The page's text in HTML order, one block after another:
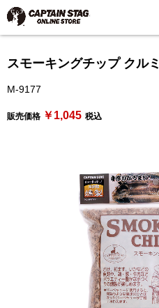
スモーキングチップ クルミ
M-9177
販売価格 ￥1,045 税込